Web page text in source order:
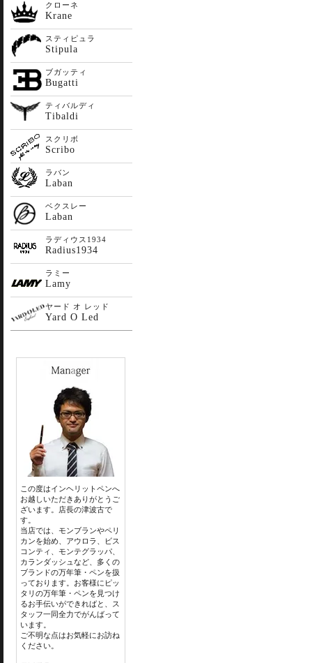
クローネ
Krane
スティピュラ
Stipula
ブガッティ
Bugatti
ティバルディ
Tibaldi
スクリボ
Scribo
ラバン
Laban
ベクスレー
Laban
ラディウス1934
Radius1934
ラミー
Lamy
ヤード オ レッド
Yard O Led
この度はインヘリットペンへ
お越しいただきありがとうご
ざいます。店長の津波古で
す。
当店では、モンブランやペリ
カンを始め、アウロラ、ビス
コンティ、モンテグラッパ、
カランダッシュなど、多くの
ブランドの万年筆・ペンを扱
っております。お客様にピッ
タリの万年筆・ペンを見つけ
るお手伝いができればと、ス
タッフ一同全力でがんばって
います。
ご不明な点はお気軽にお訪ね
ください。